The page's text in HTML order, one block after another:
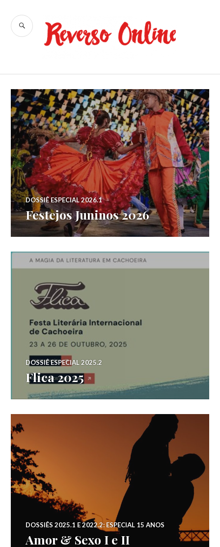
para
conteúdo
Reverso
BUSCA
DOSSIÊ ESPECIAL 2026.1
Festejos Juninos 2026
DOSSIÊ ESPECIAL 2025.2
Flica 2025
DOSSIÊS 2025.1 E 2022.2: ESPECIAL 15 ANOS
Amor & Sexo I e II